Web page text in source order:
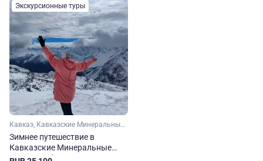
Экскурсионные туры
Кавказ, Кавказские Минеральные Воды, Кабардино-Балкария, Эльбрус, Карачаево-Черкесия
Зимнее путешествие в
Кавказские Минеральные
Воды и Кабардино-Балкарию